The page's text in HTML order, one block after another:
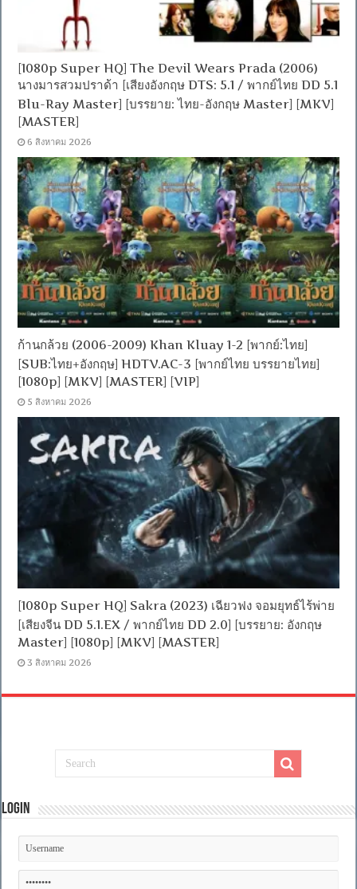
[1080p Super HQ] The Devil Wears Prada (2006)
นางมารสวมปราด้า [เสียงอังกฤษ DTS: 5.1 / พากย์ไทย DD 5.1
Blu-Ray Master] [บรรยาย: ไทย-อังกฤษ Master] [MKV]
[MASTER]
6 สิงหาคม 2026
ก้านกล้วย (2006-2009) Khan Kluay 1-2 [พากย์:ไทย]
[SUB:ไทย+อังกฤษ] HDTV.AC-3 [พากย์ไทย บรรยายไทย]
[1080p] [MKV] [MASTER] [VIP]
5 สิงหาคม 2026
[1080p Super HQ] Sakra (2023) เฉียวฟง จอมยุทธ์ไร้พ่าย
[เสียงจีน DD 5.1.EX / พากย์ไทย DD 2.0] [บรรยาย: อังกฤษ
Master] [1080p] [MKV] [MASTER]
3 สิงหาคม 2026
Login